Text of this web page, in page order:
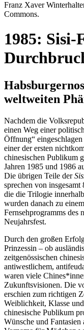
Franz Xaver
Commons.
1985:
weltweiten
Nachdem die
einen Weg einer
Öffnung“
einer der ersten
chinesischen Publikum
Jahren 1985 und 1986
Die übrigen Teile der
sprechen von
die die Trilogie
wurden danach zu
Fernsehprogramms des
Neujahrsfest.
Durch den großen
Prinzessin – ob
zeitgenössischen
antiwestlichem,
waren viele
Zukunftsvisionen. Die
erschien zum richtigen
Weiblichkeit, Klasse
chinesische Publikum
Wünsche und Fantasien